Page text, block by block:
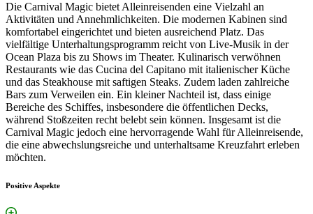
Die Carnival Magic bietet Alleinreisenden eine Vielzahl an
Aktivitäten und Annehmlichkeiten. Die modernen Kabinen sind
komfortabel eingerichtet und bieten ausreichend Platz. Das
vielfältige Unterhaltungsprogramm reicht von Live-Musik in der
Ocean Plaza bis zu Shows im Theater. Kulinarisch verwöhnen
Restaurants wie das Cucina del Capitano mit italienischer Küche
und das Steakhouse mit saftigen Steaks. Zudem laden zahlreiche
Bars zum Verweilen ein. Ein kleiner Nachteil ist, dass einige
Bereiche des Schiffes, insbesondere die öffentlichen Decks,
während Stoßzeiten recht belebt sein können. Insgesamt ist die
Carnival Magic jedoch eine hervorragende Wahl für Alleinreisende,
die eine abwechslungsreiche und unterhaltsame Kreuzfahrt erleben
möchten.
Positive Aspekte